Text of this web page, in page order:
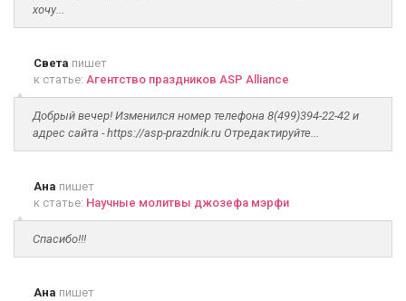
хочу...
Света пишет
к статье: Агентство праздников ASP Alliance
Добрый вечер! Изменился номер телефона 8(499)394-22-42 и
адрес сайта - https://asp-prazdnik.ru Отредактируйте...
Ана пишет
к статье: Научные молитвы джозефа мэрфи
Спасибо!!!
Ана пишет